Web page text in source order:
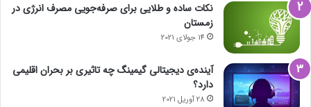
نکات ساده و طلایی برای صرفه‌جویی مصرف انرژی در
زمستان
14 جولای 2021
آینده‌ی دیجیتالی گیمینگ چه تاثیری بر بحران اقلیمی
دارد؟
28 آوریل 2021